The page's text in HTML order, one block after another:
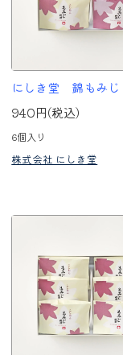
にしき堂 錦もみ
940円(税込)
6個入り
株式会社 にしき堂